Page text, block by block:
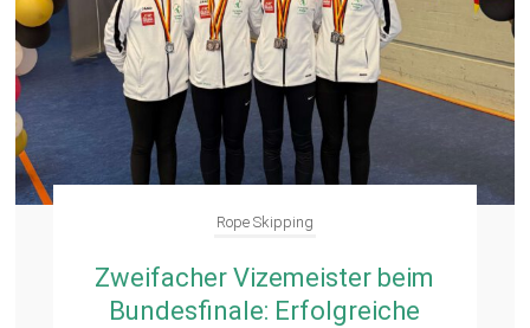
Rope Skipping
Zweifacher Vizemeister beim
Bundesfinale: Erfolgreiche